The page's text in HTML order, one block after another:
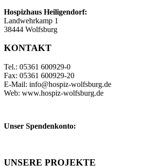
Hospizhaus Heiligendorf:
Landwehrkamp 1
38444 Wolfsburg
KONTAKT
Tel.: 05361 600929-0
Fax: 05361 600929-20
E-Mail: info@hospiz-wolfsburg.de
Web: www.hospiz-wolfsburg.de
Unser Spendenkonto:
UNSERE PROJEKTE